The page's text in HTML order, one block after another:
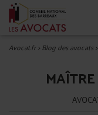
Avocat.fr>Blog des avocats>